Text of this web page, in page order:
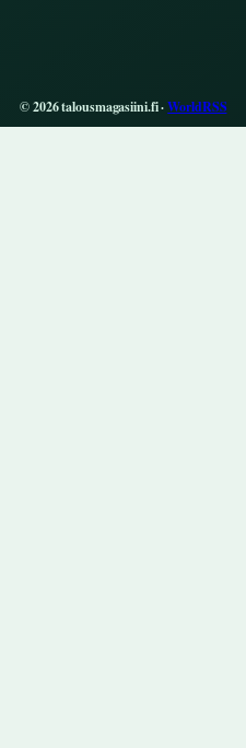
© 2026 talousmagasiini.fi ·WorldRSS